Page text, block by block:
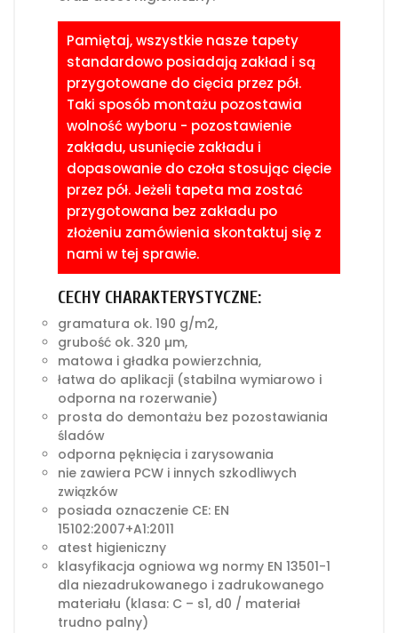
Pamiętaj, wszystkie nasze tapety
standardowo posiadają zakład i są
przygotowane do cięcia przez pół.
Taki sposób montażu pozostawia
wolność wyboru - pozostawienie
zakładu, usunięcie zakładu i
dopasowanie do czoła stosując cięcie
przez pół. Jeżeli tapeta ma zostać
przygotowana bez zakładu po
złożeniu zamówienia skontaktuj się z
nami w tej sprawie.
CECHY CHARAKTERYSTYCZNE:
gramatura ok. 190 g/m2,
grubość ok. 320 µm,
matowa i gładka powierzchnia,
łatwa do aplikacji (stabilna wymiarowo i
odporna na rozerwanie)
prosta do demontażu bez pozostawiania
śladów
odporna pęknięcia i zarysowania
nie zawiera PCW i innych szkodliwych
związków
posiada oznaczenie CE: EN
15102:2007+A1:2011
atest higieniczny
klasyfikacja ogniowa wg normy EN 13501-1
dla niezadrukowanego i zadrukowanego
materiału (klasa: C – s1, d0 / materiał
trudno palny)